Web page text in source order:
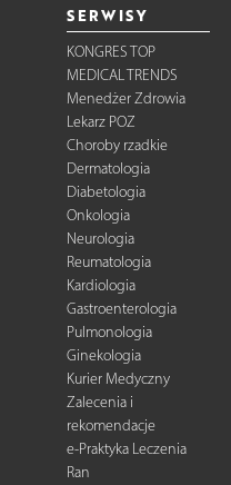
SERWISY
KONGRES TOP
MEDICAL TRENDS
Menedżer Zdrowia
Lekarz POZ
Choroby rzadkie
Dermatologia
Diabetologia
Onkologia
Neurologia
Reumatologia
Kardiologia
Gastroenterologia
Pulmonologia
Ginekologia
Kurier Medyczny
Zalecenia i
rekomendacje
e-Praktyka Leczenia
Ran